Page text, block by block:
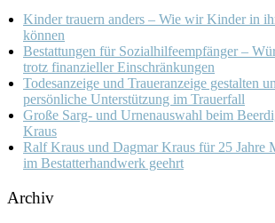
Kinder trauern anders – Wie wir Kinder in
können
Bestattungen für Sozialhilfeempfänger –
trotz finanzieller Einschränkungen
Todesanzeige und Traueranzeige gestalten
persönliche Unterstützung im Trauerfall
Große Sarg- und Urnenauswahl beim
Kraus
Ralf Kraus und Dagmar Kraus für 25 Jahre
im Bestatterhandwerk geehrt
Archiv